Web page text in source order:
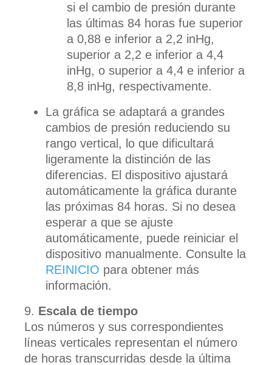
si el cambio de presión durante
las últimas 84 horas fue superior
a 0,88 e inferior a 2,2 inHg,
superior a 2,2 e inferior a 4,4
inHg, o superior a 4,4 e inferior a
8,8 inHg, respectivamente.
La gráfica se adaptará a grandes
cambios de presión reduciendo su
rango vertical, lo que dificultará
ligeramente la distinción de las
diferencias. El dispositivo ajustará
automáticamente la gráfica durante
las próximas 84 horas. Si no desea
esperar a que se ajuste
automáticamente, puede reiniciar el
dispositivo manualmente. Consulte la
REINICIO para obtener más
información.
Escala de tiempo
Los números y sus correspondientes
líneas verticales representan el número
de horas transcurridas desde la última